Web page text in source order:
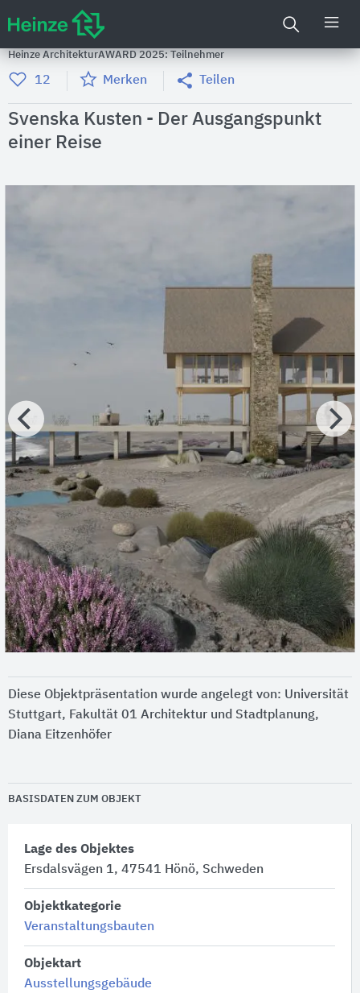
Heinze ArchitekturAWARD 2025: Teilnehmer
12 Merken Teilen
Svenska Kusten - Der Ausgangspunkt
einer Reise
Diese Objektpräsentation wurde angelegt von: Universität
Stuttgart, Fakultät 01 Architektur und Stadtplanung,
Diana Eitzenhöfer
BASISDATEN ZUM OBJEKT
Lage des Objektes
Ersdalsvägen 1, 47541 Hönö, Schweden
Objektkategorie
Veranstaltungsbauten
Objektart
Ausstellungsgebäude